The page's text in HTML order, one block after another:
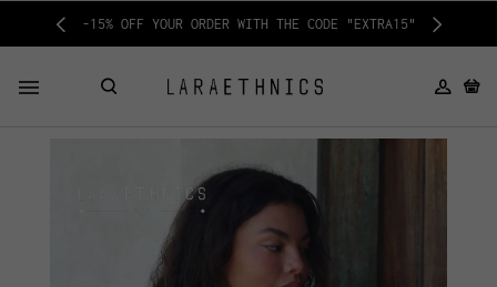
-15% OFF YOUR ORDER WITH THE CODE "EXTRA15"